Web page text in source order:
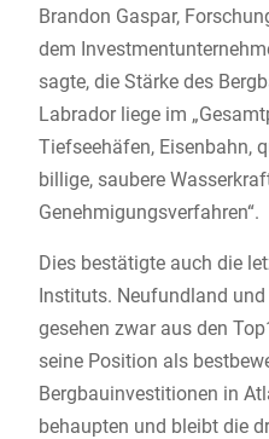
Brandon Gaspar,
dem
sagte, die Stärke des
Labrador liege im
Tiefseehäfen, Eisenbahn,
billige, saubere
Genehmigungsverfahren“.
Dies bestätigte auch die
Instituts. Neufundland
gesehen zwar aus den
seine Position als
Bergbauinvestitionen in
behaupten und bleibt die